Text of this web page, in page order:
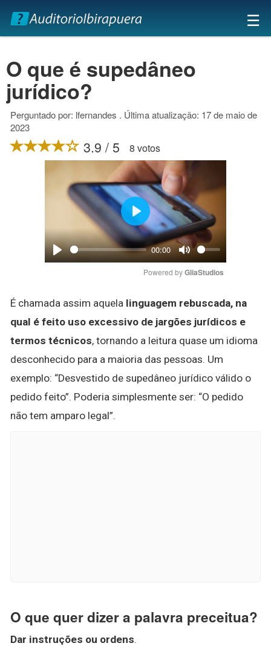
×
☰
O que é supedâneo
jurídico?
Perguntado por: lfernandes . Última atualização: 17 de maio de
2023
3.9 / 5 8 votos
Play
00:00
Mute
Play
Powered by GliaStudios
É chamada assim aquela linguagem rebuscada, na
qual é feito uso excessivo de jargões jurídicos e
termos técnicos, tornando a leitura quase um idioma
desconhecido para a maioria das pessoas. Um
exemplo: “Desvestido de supedâneo jurídico válido o
pedido feito”. Poderia simplesmente ser: “O pedido
não tem amparo legal”.
O que quer dizer a palavra preceitua?
Dar instruções ou ordens.